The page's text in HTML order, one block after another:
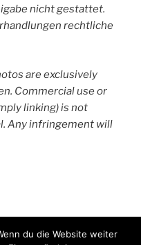
nicht gestattet.
rechtliche
are exclusively
Commercial use or
linking) is not
Any infringement will
du die Website weiter